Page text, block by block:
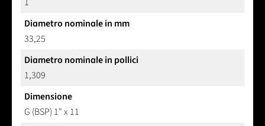
Diametro nominale in mm
33,25
Diametro nominale in pollici
1,309
Dimensione
G (BSP) 1" x 11